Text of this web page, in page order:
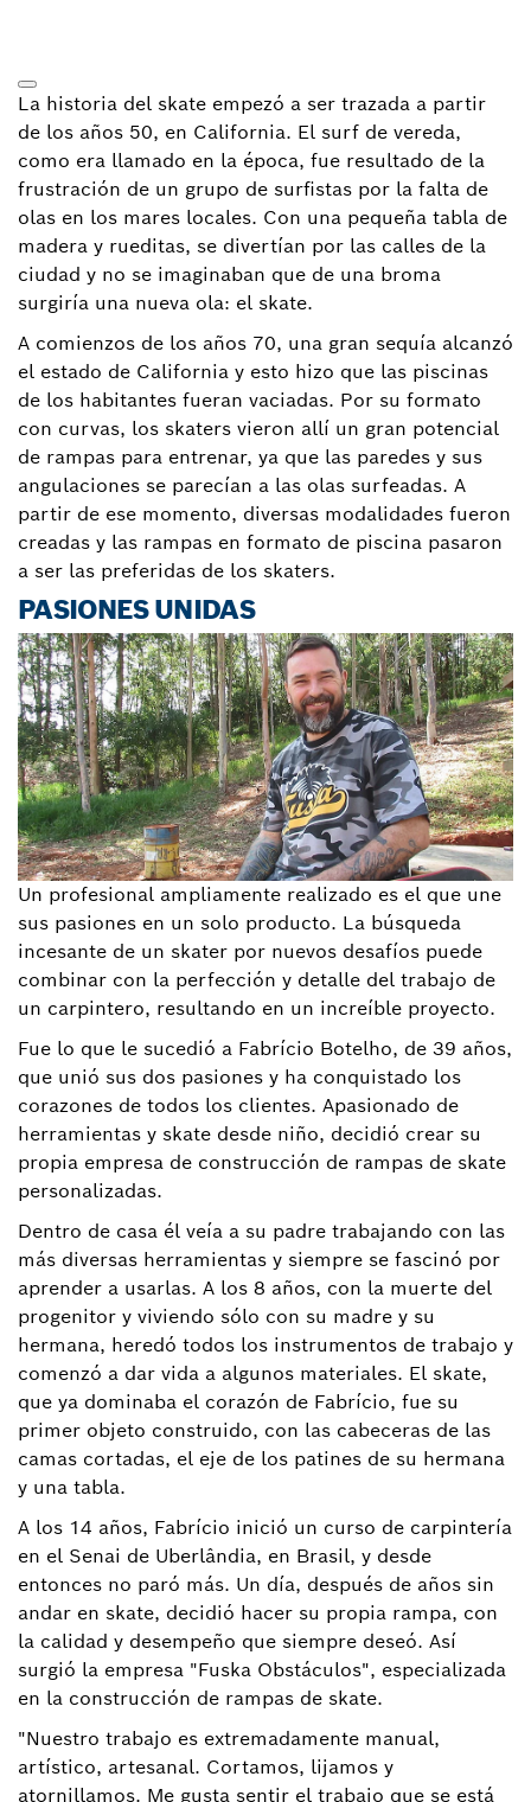
La historia del skate empezó a ser trazada a partir
de los años 50, en California. El surf de vereda,
como era llamado en la época, fue resultado de la
frustración de un grupo de surfistas por la falta de
olas en los mares locales. Con una pequeña tabla de
madera y rueditas, se divertían por las calles de la
ciudad y no se imaginaban que de una broma
surgiría una nueva ola: el skate.
A comienzos de los años 70, una gran sequía alcanzó
el estado de California y esto hizo que las piscinas
de los habitantes fueran vaciadas. Por su formato
con curvas, los skaters vieron allí un gran potencial
de rampas para entrenar, ya que las paredes y sus
angulaciones se parecían a las olas surfeadas. A
partir de ese momento, diversas modalidades fueron
creadas y las rampas en formato de piscina pasaron
a ser las preferidas de los skaters.
PASIONES UNIDAS
Un profesional ampliamente realizado es el que une
sus pasiones en un solo producto. La búsqueda
incesante de un skater por nuevos desafíos puede
combinar con la perfección y detalle del trabajo de
un carpintero, resultando en un increíble proyecto.
Fue lo que le sucedió a Fabrício Botelho, de 39 años,
que unió sus dos pasiones y ha conquistado los
corazones de todos los clientes. Apasionado de
herramientas y skate desde niño, decidió crear su
propia empresa de construcción de rampas de skate
personalizadas.
Dentro de casa él veía a su padre trabajando con las
más diversas herramientas y siempre se fascinó por
aprender a usarlas. A los 8 años, con la muerte del
progenitor y viviendo sólo con su madre y su
hermana, heredó todos los instrumentos de trabajo y
comenzó a dar vida a algunos materiales. El skate,
que ya dominaba el corazón de Fabrício, fue su
primer objeto construido, con las cabeceras de las
camas cortadas, el eje de los patines de su hermana
y una tabla.
A los 14 años, Fabrício inició un curso de carpintería
en el Senai de Uberlândia, en Brasil, y desde
entonces no paró más. Un día, después de años sin
andar en skate, decidió hacer su propia rampa, con
la calidad y desempeño que siempre deseó. Así
surgió la empresa "Fuska Obstáculos", especializada
en la construcción de rampas de skate.
"Nuestro trabajo es extremadamente manual,
artístico, artesanal. Cortamos, lijamos y
atornillamos. Me gusta sentir el trabajo que se está